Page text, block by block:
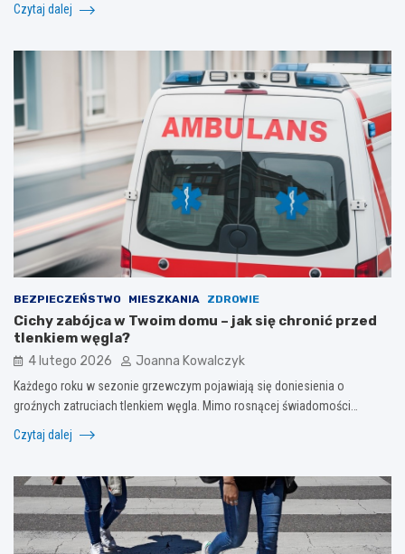
Czytaj dalej
BEZPIECZEŃSTWO MIESZKANIA ZDROWIE
Cichy zabójca w Twoim domu – jak się chronić przed
tlenkiem węgla?
4 lutego 2026 Joanna Kowalczyk
Każdego roku w sezonie grzewczym pojawiają się doniesienia o
groźnych zatruciach tlenkiem węgla. Mimo rosnącej świadomości…
Czytaj dalej